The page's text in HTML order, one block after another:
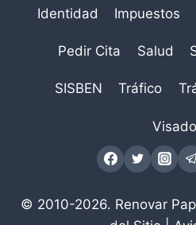
Identidad Impuestos
Pedir Cita Salud
SISBEN Tráfico
© 2010-2026. Renovar